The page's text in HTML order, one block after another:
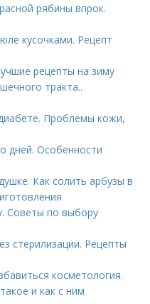
рябины впрок.
кусочками. Рецепт
рецепты на зиму
тракта..
Проблемы кожи,
дней. Особенности
Как солить арбузы в
Советы по выбору
стерилизации. Рецепты
косметология.
и как с ним